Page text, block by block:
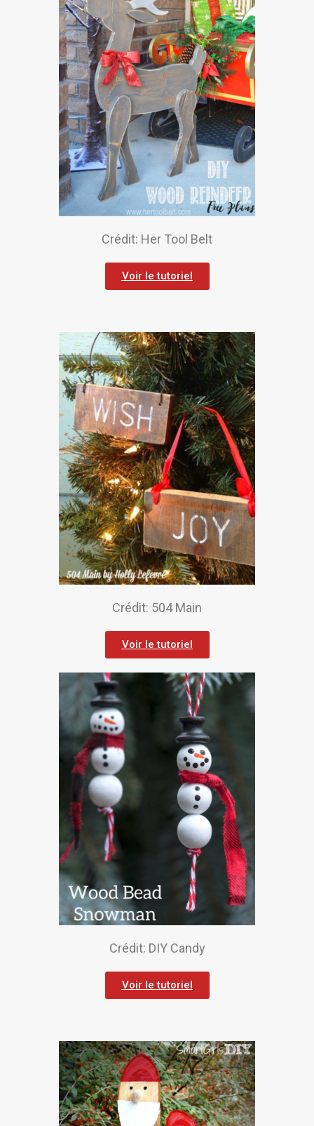
Crédit: Her Tool Belt
Voir le tutoriel
Crédit: 504 Main
Voir le tutoriel
Crédit: DIY Candy
Voir le tutoriel